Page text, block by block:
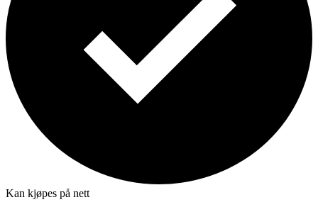
Kan kjøpes på nett